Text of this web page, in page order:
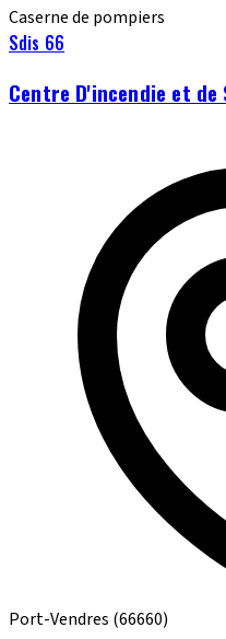
Caserne de pompiers
Sdis 66
Centre D'incendie et
Port-Vendres (66660)